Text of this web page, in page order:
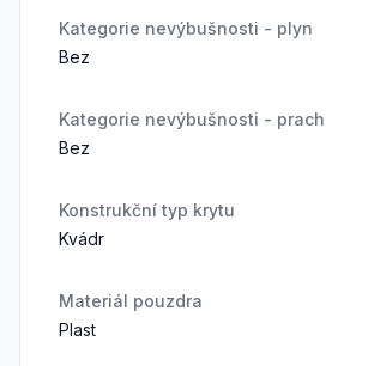
Kategorie nevýbušnosti - plyn
Bez
Kategorie nevýbušnosti - prach
Bez
Konstrukční typ krytu
Kvádr
Materiál pouzdra
Plast